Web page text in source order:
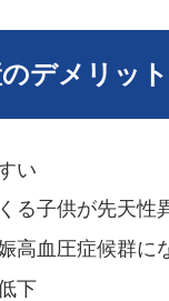
デメリット
い
る子供が先天性
高血圧症候群に
下